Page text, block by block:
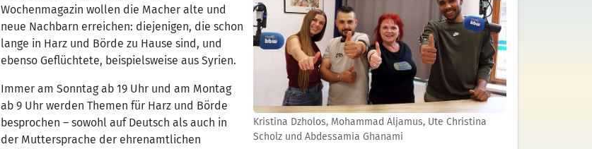
Kristina Dzholos, Mohammad Aljamus, Ute Christina
Scholz und Abdessamia Ghanami
Wochenmagazin wollen die Macher alte und
neue Nachbarn erreichen: diejenigen, die schon
lange in Harz und Börde zu Hause sind, und
ebenso Geflüchtete, beispielsweise aus Syrien.
Immer am Sonntag ab 19 Uhr und am Montag
ab 9 Uhr werden Themen für Harz und Börde
besprochen – sowohl auf Deutsch als auch in
der Muttersprache der ehrenamtlichen